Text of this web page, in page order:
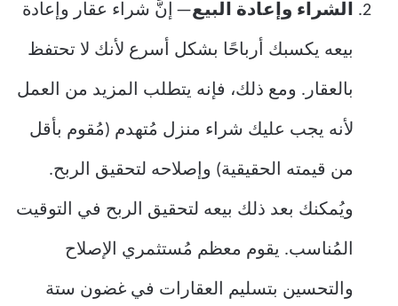
الشراء وإعادة البيع— إنَّ شراء عقار وإعادة
بيعه يكسبك أرباحًا بشكل أسرع لأنك لا تحتفظ
بالعقار. ومع ذلك، فإنه يتطلب المزيد من العمل
لأنه يجب عليك شراء منزل مُتهدم (مُقوم بأقل
من قيمته الحقيقية) وإصلاحه لتحقيق الربح.
ويُمكنك بعد ذلك بيعه لتحقيق الربح في التوقيت
المُناسب. يقوم معظم مُستثمري الإصلاح
والتحسين بتسليم العقارات في غضون ستة